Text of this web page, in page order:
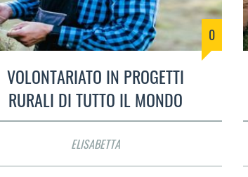
0
VOLONTARIATO IN PROGETTI
RURALI DI TUTTO IL MONDO
ELISABETTA